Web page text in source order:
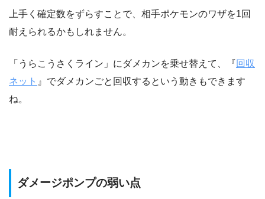
上手く確定数をずらすことで、相手ポケモンのワザを1回
耐えられるかもしれません。
「うらこうさくライン」にダメカンを乗せ替えて、『回収
ネット 』でダメカンごと回収するという動きもできます
ね。
ダメージポンプの弱い点